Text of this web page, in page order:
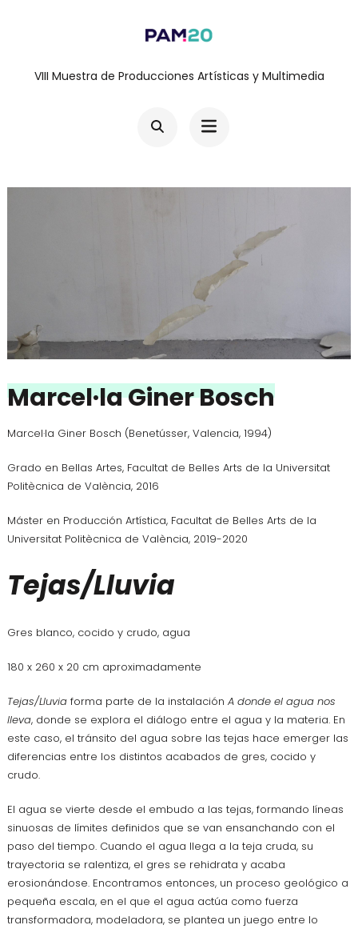
contenido
Intro)
VIII Muestra de Producciones Artísticas y Multimedia
Marcel·la Giner Bosch
Marcel·la Giner Bosch (Benetússer, Valencia, 1994)
Grado en Bellas Artes, Facultat de Belles Arts de la Universitat
Politècnica de València, 2016
Máster en Producción Artística, Facultat de Belles Arts de la
Universitat Politècnica de València, 2019-2020
Tejas/Lluvia
Gres blanco, cocido y crudo, agua
180 x 260 x 20 cm aproximadamente
Tejas/Lluviaforma parte de la instalación A donde el agua nos
lleva, donde se explora el diálogo entre el agua y la materia. En
este caso, el tránsito del agua sobre las tejas hace emerger las
diferencias entre los distintos acabados de gres, cocido y
crudo.
El agua se vierte desde el embudo a las tejas, formando líneas
sinuosas de límites definidos que se van ensanchando con el
paso del tiempo. Cuando el agua llega a la teja cruda, su
trayectoria se ralentiza, el gres se rehidrata y acaba
erosionándose. Encontramos entonces, un proceso geológico a
pequeña escala, en el que el agua actúa como fuerza
transformadora, modeladora, se plantea un juego entre lo